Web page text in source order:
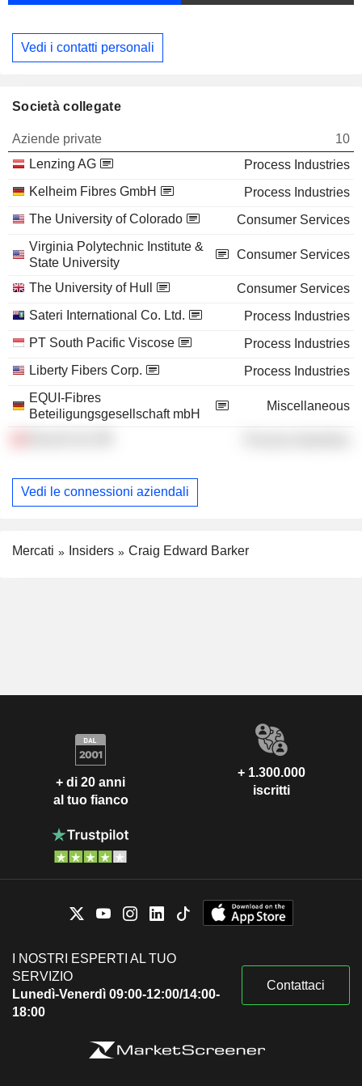
Vedi i contatti personali
Società collegate
Aziende private
10
Lenzing AG
Process Industries
Kelheim Fibres GmbH
Process Industries
The University of Colorado
Consumer Services
Virginia Polytechnic Institute &
State University
Consumer Services
The University of Hull
Consumer Services
Sateri International Co. Ltd.
Process Industries
PT South Pacific Viscose
Process Industries
Liberty Fibers Corp.
Process Industries
EQUI-Fibres
Beteiligungsgesellschaft mbH
Miscellaneous
Vedi le connessioni aziendali
Mercati Insiders Craig Edward Barker
+ di 20 anni
al tuo fianco
+ 1.300.000
iscritti
I NOSTRI ESPERTI AL TUO
SERVIZIO
Lunedì-Venerdì 09:00-12:00/14:00-
18:00
Contattaci